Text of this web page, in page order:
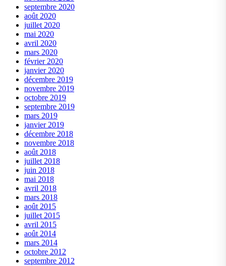
septembre 2020
août 2020
juillet 2020
mai 2020
avril 2020
mars 2020
février 2020
janvier 2020
décembre 2019
novembre 2019
octobre 2019
septembre 2019
mars 2019
janvier 2019
décembre 2018
novembre 2018
août 2018
juillet 2018
juin 2018
mai 2018
avril 2018
mars 2018
août 2015
juillet 2015
avril 2015
août 2014
mars 2014
octobre 2012
septembre 2012